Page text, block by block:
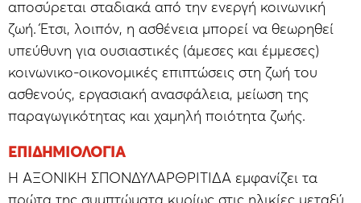
αποσύρεται σταδιακά από την ενεργή κοινωνική
ζωή. Έτσι, λοιπόν, η ασθένεια μπορεί να θεωρηθεί
υπεύθυνη για ουσιαστικές (άμεσες και έμμεσες)
κοινωνικο-οικονομικές επιπτώσεις στη ζωή του
ασθενούς, εργασιακή ανασφάλεια, μείωση της
παραγωγικότητας και χαμηλή ποιότητα ζωής.
ΕΠΙΔΗΜΙΟΛΟΓΊΑ
Η ΑΞΟΝΙΚΗ ΣΠΟΝΔΥΛΑΡΘΡΙΤΙΔΑ εμφανίζει τα